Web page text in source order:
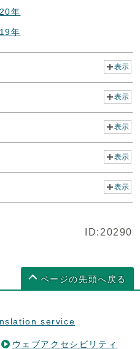
年
年
表示
表示
表示
表示
表示
ID:20290
ページの先頭へ戻る
service
ウェブアクセシビリティ